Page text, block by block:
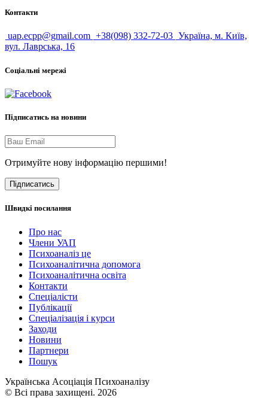
Контакти
uap.ecpp@gmail.com +38(098) 332-72-03 Україна, м. Київ,
вул. Лаврська, 16
Соціальні мережі
Підписатись на новини
Отримуйте нову інформацію першими!
Підписатись
Швидкі посилання
Про нас
Члени УАП
Психоаналіз це
Психоаналітична допомога
Психоаналітична освіта
Контакти
Спеціалісти
Публікації
Cпеціалізація і курси
Заходи
Новини
Партнери
Пошук
Українська Асоціація Психоаналізу
© Всі права захищені. 2026